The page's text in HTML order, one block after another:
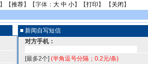
】【推荐】【字体： 大 中 小】【打印 】 【 关闭 】
■ 新闻自写短信
对方手机：
[最多2个] (半角逗号分隔；0.2元/条)